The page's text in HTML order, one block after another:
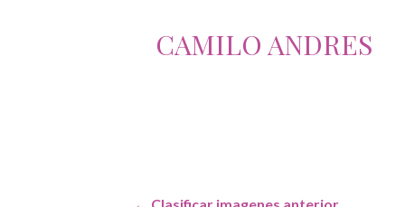
CAMILO ANDRES